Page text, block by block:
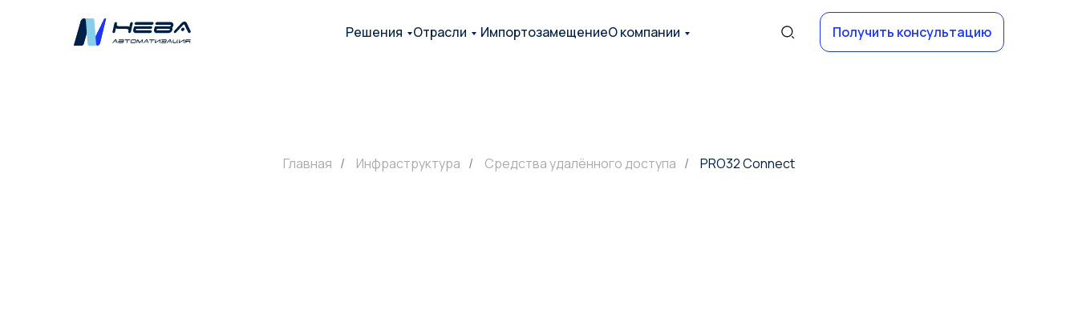
Решения Отрасли ИмпортозамещениеО компании Получить консультацию
Главная / Инфраструктура / Средства удалённого доступа / PRO32 Connect